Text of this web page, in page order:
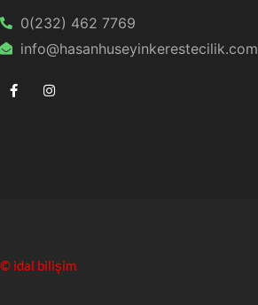
0(232) 462 7769
info@hasanhuseyinkerestecilik.com
© idal bilişim